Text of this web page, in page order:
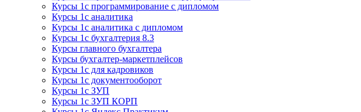
Курсы 1с программирование с дипломом
Курсы 1с аналитика
Курсы 1с аналитика с дипломом
Курсы 1с бухгалтерия 8.3
Курсы главного бухгалтера
Курсы бухгалтер-маркетплейсов
Курсы 1с для кадровиков
Курсы 1с документооборот
Курсы 1с ЗУП
Курсы 1с ЗУП КОРП